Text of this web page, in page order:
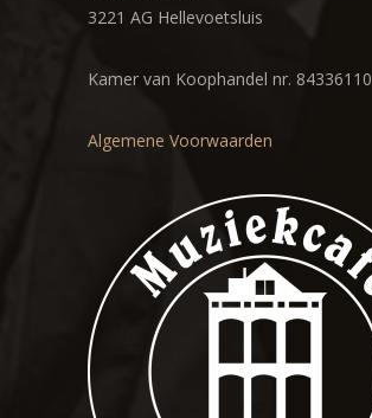
3221 AG Hellevoetsluis
Kamer van Koophandel nr. 84336110
Algemene Voorwaarden